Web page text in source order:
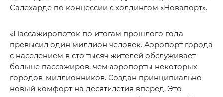
Салехарде по концессии с холдингом «Новапорт».
«Пассажиропоток по итогам прошлого года
превысил один миллион человек. Аэропорт города
с населением в сто тысяч жителей обслуживает
больше пассажиров, чем аэропорты некоторых
городов-миллионников. Создан принципиально
новый комфорт на десятилетия вперед. Это